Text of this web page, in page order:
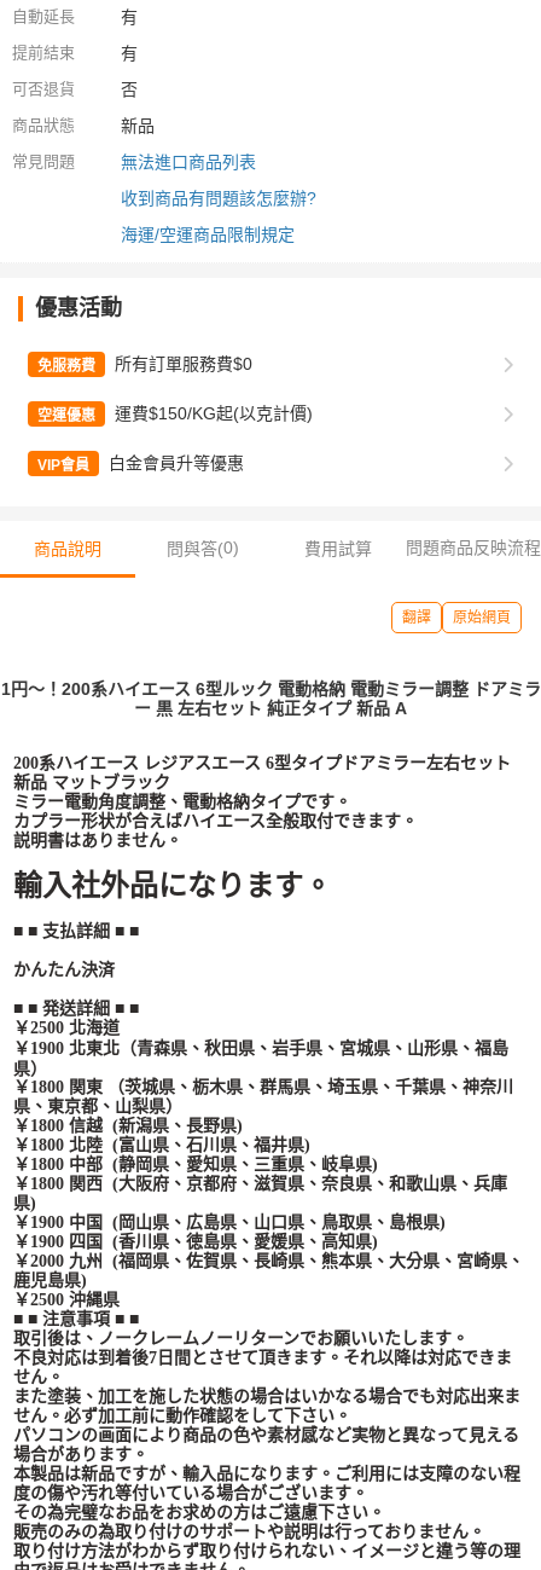
自動延長 有
提前結束 有
可否退貨 否
商品狀態 新品
常見問題
無法進口商品列表
收到商品有問題該怎麼辦?
海運/空運商品限制規定
優惠活動
免服務費 所有訂單服務費$0
空運優惠 運費$150/KG起(以克計價)
VIP會員 白金會員升等優惠
商品說明 問與答(0) 費用試算 問題商品反映流程
翻譯 原始網頁
1円～！200系ハイエース 6型ルック 電動格納 電動ミラー調整 ドアミラ
ー 黒 左右セット 純正タイプ 新品 A
200系ハイエース レジアスエース 6型タイプドアミラー左右セット
新品 マットブラック
ミラー電動角度調整、電動格納タイプです。
カプラー形状が合えばハイエース全般取付できます。
説明書はありません。
輸入社外品になります。
■ ■ 支払詳細 ■ ■
かんたん決済
■ ■ 発送詳細 ■ ■
￥2500 北海道
￥1900 北東北（青森県、秋田県、岩手県 、 宮城県、山形県、福島
県）
￥1800 関東 （茨城県、栃木県、群馬県、埼玉県、千葉県、神奈川
県、東京都、山梨県）
￥1800 信越 (新潟県、長野県)
￥1800 北陸 (富山県、石川県、福井県)
￥1800 中部 (静岡県、愛知県、三重県、岐阜県)
￥1800 関西 (大阪府、京都府、滋賀県、奈良県、和歌山県、兵庫
県)
￥1900 中国 (岡山県、広島県、山口県、鳥取県、島根県)
￥1900 四国 (香川県、徳島県、愛媛県、高知県)
￥2000 九州 (福岡県、佐賀県、長崎県、熊本県、大分県、宮崎県、
鹿児島県)
￥2500 沖縄県
■ ■ 注意事項 ■ ■
取引後は、ノークレームノーリターンでお願いいたします。
不良対応は到着後7日間とさせて頂きます。それ以降は対応できま
せん。
また塗装、加工を施した状態の場合はいかなる場合でも対応出来ま
せん。必ず加工前に動作確認をして下さい。
パソコンの画面により商品の色や素材感など実物と異なって見える
場合があります。
本製品は新品ですが、輸入品になります。ご利用には支障のない程
度の傷や汚れ等付いている場合がございます。
その為完璧なお品をお求めの方はご遠慮下さい。
販売のみの為取り付けのサポートや説明は行っておりません。
取り付け方法がわからず取り付けられない、イメージと違う等の理